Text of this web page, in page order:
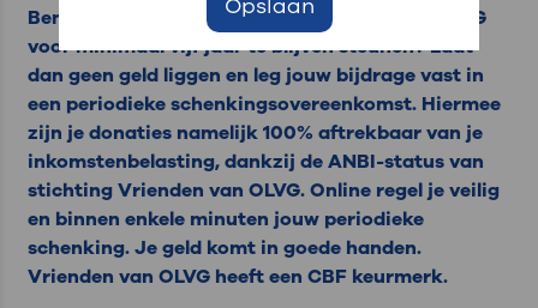
Ben jij van plan om Stichting Vrienden van OLVG
voor minimaal vijf jaar te blijven steunen? Laat
dan geen geld liggen en leg jouw bijdrage vast in
een periodieke schenkingsovereenkomst. Hiermee
zijn je donaties namelijk 100% aftrekbaar van je
inkomstenbelasting, dankzij de ANBI-status van
stichting Vrienden van OLVG. Online regel je veilig
en binnen enkele minuten jouw periodieke
schenking. Je geld komt in goede handen.
Vrienden van OLVG heeft een CBF keurmerk.
Opslaan